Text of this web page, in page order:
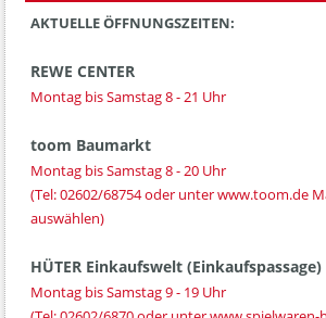
AKTUELLE ÖFFNUNGSZEITEN:
REWE CENTER
Montag bis Samstag 8 - 21 Uhr
toom Baumarkt
Montag bis Samstag 8 - 20 Uhr
(Tel:02602/68754oder unterwww.toom.de
auswählen)
HÜTER Einkaufswelt (Einkaufspassage)
Montag bis Samstag 9 - 19 Uhr